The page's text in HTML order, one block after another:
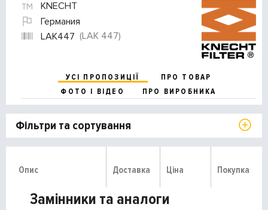
KNECHT
Германия
LAK447 (LAK 447)
УСІ ПРОПОЗИЦІЇ
ПРО ТОВАР
ФОТО І ВІДЕО
ПРО ВИРОБНИКА
Фільтри та сортування
Опис Доставка Ціна Покупка
Замінники та аналоги